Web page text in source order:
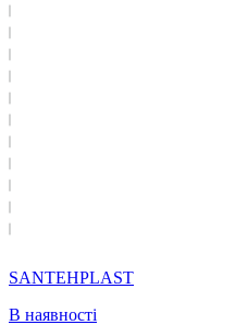
SANTEHPLAST
В наявності